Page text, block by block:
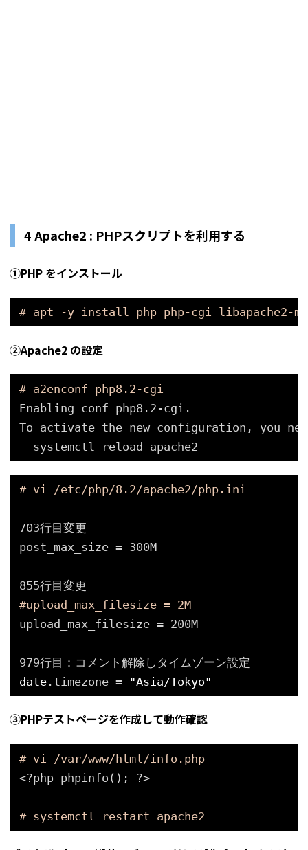
4 Apache2 : PHPスクリプトを利用する
①PHP をインストール
# apt -y install php php-cgi libapache2-
②Apache2 の設定
# a2enconf php8.2-cgi
Enabling
To activate the new configuration, you
systemctl reload apache2
# vi /etc/php/8.2/apache2/php.ini
703行目変更
post_max_size = 300M
855行目変更
#upload_max_filesize = 2M
upload_max_filesize = 200M
979行目：コメント解除しタイムゾーン設定
date .timezone = "Asia/Tokyo"
③PHPテストページを作成して動作確認
# vi /var/www/html/info.php
<?php phpinfo(); ?>
# systemctl restart apache2